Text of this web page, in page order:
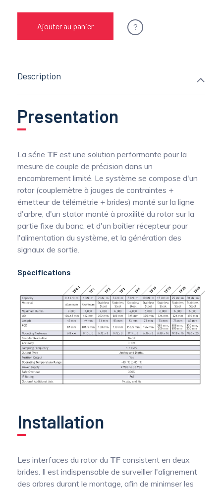
Ajouter au panier ?
Description
Presentation
La série TF est une solution performante pour la
mesure de couple de précision dans un
encombrement limité. Le système se compose d'un
rotor (couplemètre à jauges de contraintes +
émetteur de télémétrie + brides) monté sur la ligne
d'arbre, d'un stator monté à proxilité du rotor sur la
partie fixe du banc, et d'un boîtier récepteur pour
l'alimentation du système, et la génération des
signaux de sortie.
Spécifications
Installation
Les interfaces du rotor du TF consistent en deux
brides. Il est indispensable de surveiller l'alignement
des arbres durant le montage, afin de minimser les